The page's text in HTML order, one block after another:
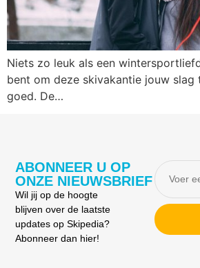
Niets zo leuk als een
bent om deze skivakantie jouw slag
goed. De…
ABONNEER U OP
ONZE NIEUWSBRIEF
Wil jij op de hoogte
blijven over de laatste
updates op Skipedia?
Abonneer dan hier!